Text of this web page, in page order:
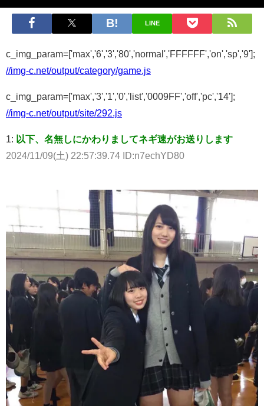
LINE
c_img_param=['max','6','3','80','normal','FFFFFF','on','sp','9'];
//img-c.net/output/category/game.js
c_img_param=['max','3','1','0','list','0009FF','off','pc','14'];
//img-c.net/output/site/292.js
1: 以下、名無しにかわりましてネギ速がお送りします
2024/11/09(土) 22:57:39.74 ID:n7echYD80